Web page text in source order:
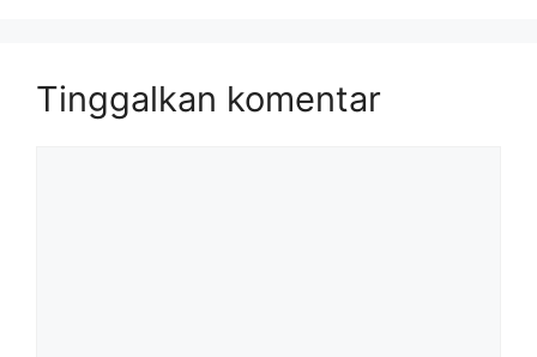
Tinggalkan komentar